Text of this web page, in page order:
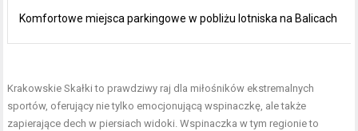
Komfortowe miejsca parkingowe w pobliżu lotniska na Balicach
Krakowskie Skałki to prawdziwy raj dla miłośników ekstremalnych
sportów, oferujący nie tylko emocjonującą wspinaczkę, ale także
zapierające dech w piersiach widoki. Wspinaczka w tym regionie to